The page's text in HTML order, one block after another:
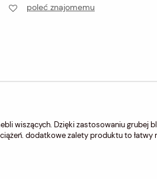
poleć znajomemu
wiszących. Dzięki zastosowaniu grubej
dodatkowe zalety produktu to łatwy